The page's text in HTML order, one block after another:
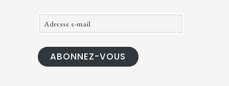
d
e
ABONNEZ-VOUS